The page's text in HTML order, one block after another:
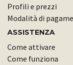
Profili e prezzi
Modalità di
ASSISTENZA
Come attivare
Come funziona